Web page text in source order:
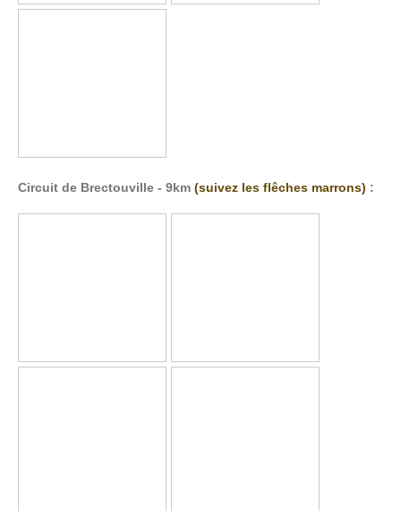
Circuit de Brectouville - 9km (suivez les flêches marrons) :